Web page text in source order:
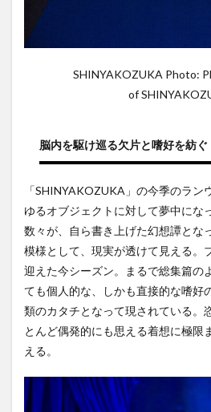
SHINYAKOZUKA Photo:
of
脳内を駆け巡る欠片と嗜好を紡ぐ
「SHINYAKOZUKA」の今季のラン
ゆるオブジェクトに対して夢中にな
数々が、自ら書き上げた幻想譚とな
模様として、現実が透けて見える。
迎えた今シーズン。まるで総集篇の
ても個人的な、しかも直接的な嗜好
類のカタチとなって現されている。
とんど偶発的にも思える着想に極限
える。